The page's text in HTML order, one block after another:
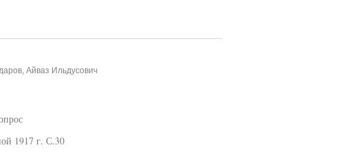
Айваз Ильдусович
1917 г. С.30